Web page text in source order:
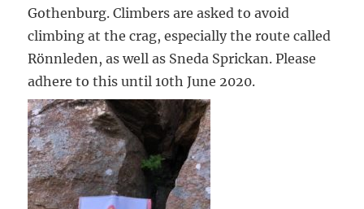
Gothenburg. Climbers are asked to avoid
climbing at the crag, especially the route called
Rönnleden, as well as Sneda Sprickan. Please
adhere to this until 10th June 2020.